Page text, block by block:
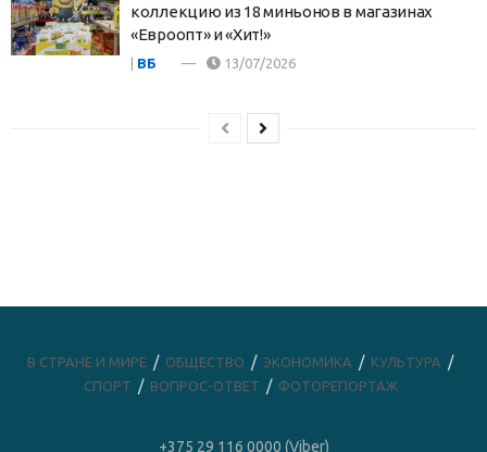
коллекцию из 18 миньонов в магазинах
«Евроопт» и «Хит!»
ВБ 13/07/2026
В СТРАНЕ И МИРЕ ОБЩЕСТВО ЭКОНОМИКА
КУЛЬТУРА
СПОРТ
ВОПРОС-ОТВЕТ ФОТОРЕПОРТАЖ
+375 29 116 0000 (Viber)